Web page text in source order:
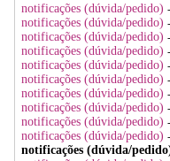
notificações (dúvida/pedido)
notificações (dúvida/pedido)
notificações (dúvida/pedido)
notificações (dúvida/pedido)
notificações (dúvida/pedido)
notificações (dúvida/pedido)
notificações (dúvida/pedido)
notificações (dúvida/pedido)
notificações (dúvida/pedido)
notificações (dúvida/pedido)
notificações (dúvida/